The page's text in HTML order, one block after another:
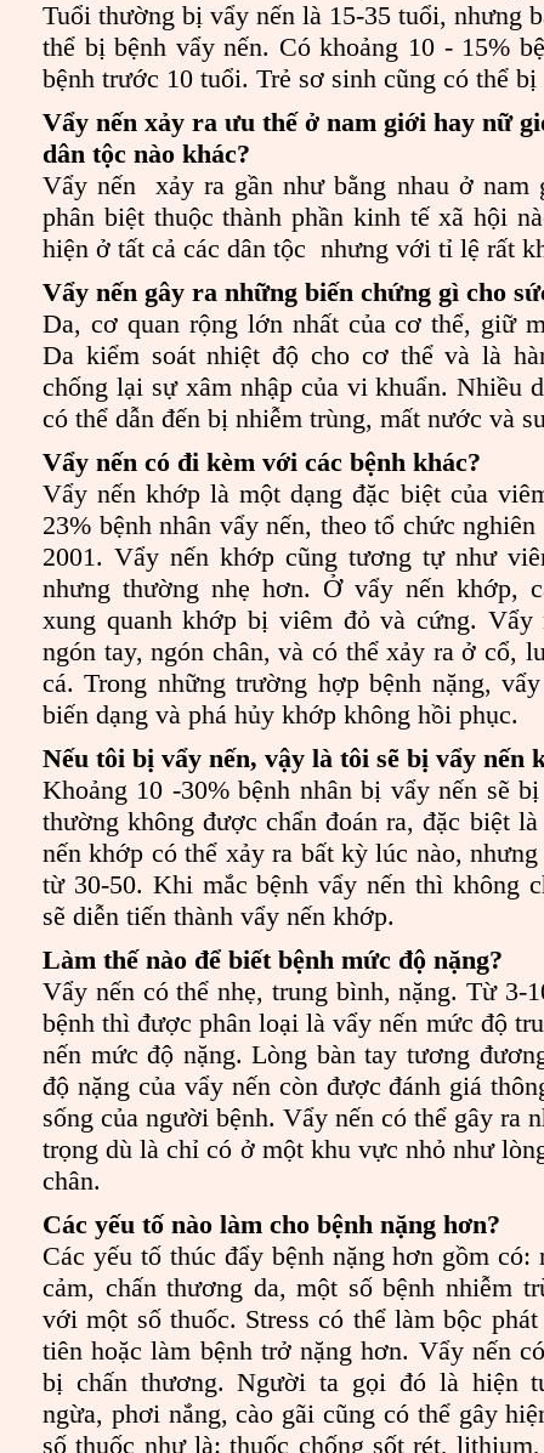
Tuổi thường bị vẩy nến là 15-35 tuổi, nhưng
thể bị bệnh vẩy nến. Có khoảng 10 - 15%
bệnh trước 10 tuổi. Trẻ sơ sinh cũng có thể
Vẩy nến xảy ra ưu thế ở nam giới hay nữ
dân tộc nào khác?
Vẩy nến xảy ra gần như bằng nhau ở
phân biệt thuộc thành phần kinh tế xã hội
hiện ở tất cả các dân tộc nhưng với tỉ lệ rất
Vẩy nến gây ra những biến chứng gì cho
Da, cơ quan rộng lớn nhất của cơ thể, giữ
Da kiểm soát nhiệt độ cho cơ thể và là
chống lại sự xâm nhập của vi khuẩn. Nhiều
có thể dẫn đến bị nhiễm trùng, mất nước và
Vẩy nến có đi kèm với các bệnh khác?
Vẩy nến khớp là một dạng đặc biệt của
23% bệnh nhân vẩy nến, theo tổ chức
2001. Vẩy nến khớp cũng tương tự như
nhưng thường nhẹ hơn. Ở vẩy nến khớp,
xung quanh khớp bị viêm đỏ và cứng.
ngón tay, ngón chân, và có thể xảy ra ở cổ,
cá. Trong những trường hợp bệnh nặng,
biến dạng và phá hủy khớp không hồi phục.
Nếu tôi bị vẩy nến, vậy là tôi sẽ bị vẩy nến
Khoảng 10 -30% bệnh nhân bị vẩy nến sẽ
thường không được chẩn đoán ra, đặc biệt
nến khớp có thể xảy ra bất kỳ lúc nào,
từ 30-50. Khi mắc bệnh vẩy nến thì không
sẽ diễn tiến thành vẩy nến khớp.
Làm thế nào để biết bệnh mức độ nặng?
Vẩy nến có thể nhẹ, trung bình, nặng. Từ 3-
bệnh thì được phân loại là vẩy nến mức độ
nến mức độ nặng. Lòng bàn tay tương
độ nặng của vẩy nến còn được đánh giá
sống của người bệnh. Vẩy nến có thể gây ra
trọng dù là chỉ có ở một khu vực nhỏ như
chân.
Các yếu tố nào làm cho bệnh nặng hơn?
Các yếu tố thúc đẩy bệnh nặng hơn gồm
cảm, chấn thương da, một số bệnh nhiễm
với một số thuốc. Stress có thể làm bộc
tiên hoặc làm bệnh trở nặng hơn. Vẩy nến
bị chấn thương. Người ta gọi đó là hiện
ngừa, phơi nắng, cào gãi cũng có thể gây
số thuốc như là: thuốc chống sốt rét,